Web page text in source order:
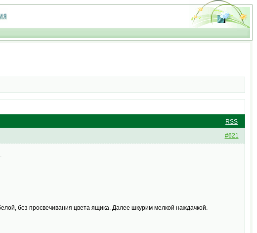
RSS
#621
без просвечивания цвета ящика. Далее шкурим мелкой наждачкой.